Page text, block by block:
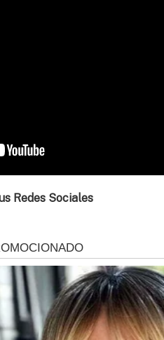
Redes Sociales